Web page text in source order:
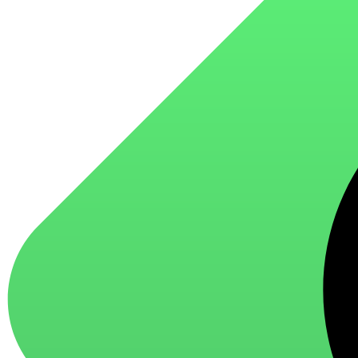
для ароматизации и нейтрализации запахов
для стирки и ухода за тканями
для ковров и текстильных изделий
специализированные чистящие средства
универсальные чистящие средства
дезинфицирующие средства
Автохимия и автокосметика
автоэмали
аэрозольные смазки